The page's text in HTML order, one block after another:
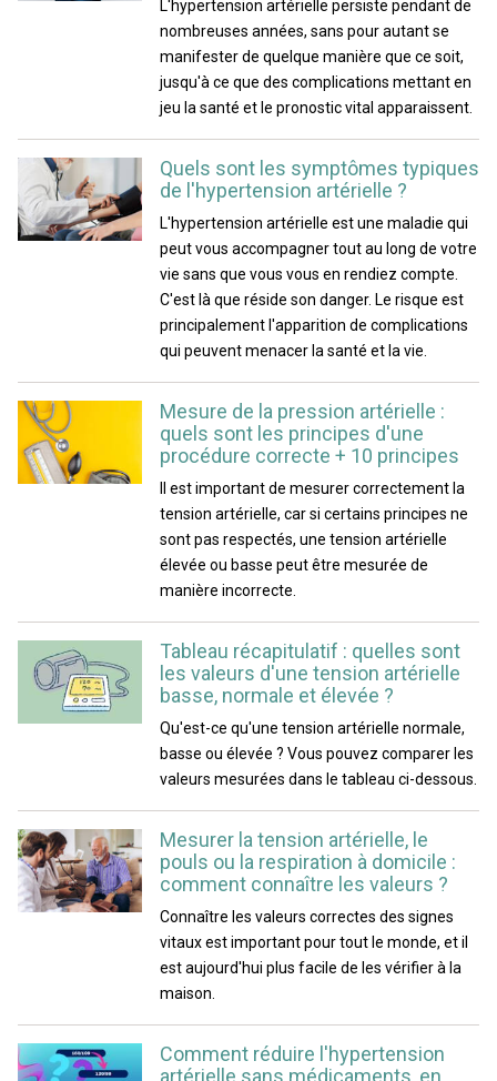
L'hypertension artérielle persiste pendant de
nombreuses années, sans pour autant se
manifester de quelque manière que ce soit,
jusqu'à ce que des complications mettant en
jeu la santé et le pronostic vital apparaissent.
Quels sont les symptômes typiques
de l'hypertension artérielle ?
L'hypertension artérielle est une maladie qui
peut vous accompagner tout au long de votre
vie sans que vous vous en rendiez compte.
C'est là que réside son danger. Le risque est
principalement l'apparition de complications
qui peuvent menacer la santé et la vie.
Mesure de la pression artérielle :
quels sont les principes d'une
procédure correcte + 10 principes
Il est important de mesurer correctement la
tension artérielle, car si certains principes ne
sont pas respectés, une tension artérielle
élevée ou basse peut être mesurée de
manière incorrecte.
Tableau récapitulatif : quelles sont
les valeurs d'une tension artérielle
basse, normale et élevée ?
Qu'est-ce qu'une tension artérielle normale,
basse ou élevée ? Vous pouvez comparer les
valeurs mesurées dans le tableau ci-dessous.
Mesurer la tension artérielle, le
pouls ou la respiration à domicile :
comment connaître les valeurs ?
Connaître les valeurs correctes des signes
vitaux est important pour tout le monde, et il
est aujourd'hui plus facile de les vérifier à la
maison.
Comment réduire l'hypertension
artérielle sans médicaments, en